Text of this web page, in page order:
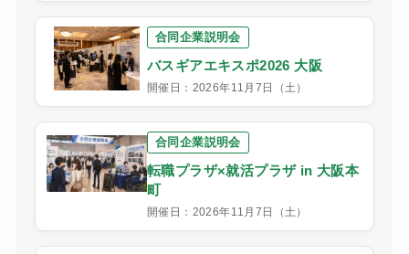
合同企業説明会
バスギアエキスポ2026 大阪
開催日：2026年11月7日（土）
合同企業説明会
転職プラザ×就活プラザ in 大阪本
町
開催日：2026年11月7日（土）